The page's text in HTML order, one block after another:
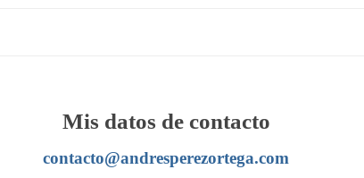
Mis datos de contacto
contacto@andresperezortega.com